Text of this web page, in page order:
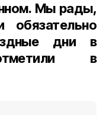
Мы рады,
дни в
в